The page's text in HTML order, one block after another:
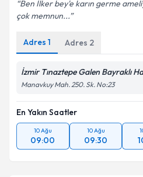
Kişisel verilerimin
Metni
Takvim
Ben İlker bey'e karın germe
çok memnun...
Adres 1 Adres 2
İzmir Tınaztepe Galen Bayraklı
Manavkuy Mah. 250. Sk. No:23
En Yakın Saatler
10 Ağu
09:00
10 Ağu
09:30